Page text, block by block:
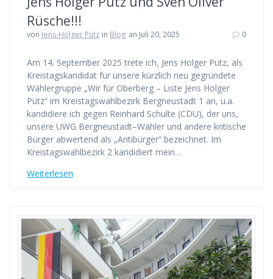
Rüsche!!!
von Jens-Holger Pütz in Blog an Juli 20, 2025 0
Am 14. September 2025 trete ich, Jens Holger Pütz, als
Kreistagskandidat für unsere kürzlich neu gegründete
Wählergruppe „Wir für Oberberg – Liste Jens Holger
Pütz“ im Kreistagswahlbezirk Bergneustadt 1 an, u.a.
kandidiere ich gegen Reinhard Schulte (CDU), der uns,
unsere UWG Bergneustadt–Wähler und andere kritische
Bürger abwertend als „Antibürger“ bezeichnet. Im
Kreistagswahlbezirk 2 kandidiert mein…
Weiterlesen